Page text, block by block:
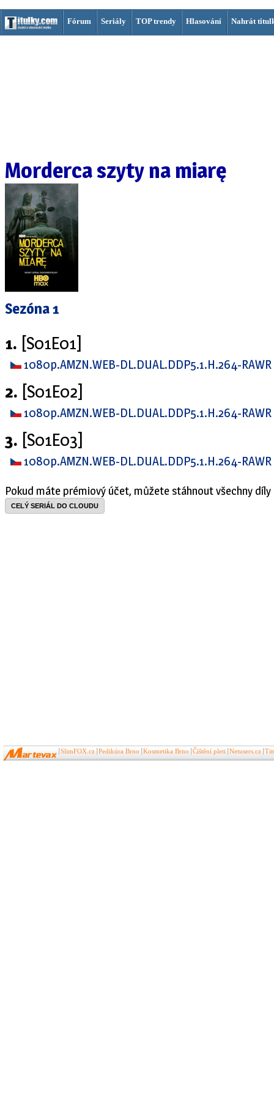
Fórum Seriály TOP trendy Hlasování Nahrát
Morderca szyty na miarę
Sezóna 1
1. [S01E01]
1080p.AMZN.WEB-DL.DUAL.DDP5.1.H.264-RAWR
2. [S01E02]
1080p.AMZN.WEB-DL.DUAL.DDP5.1.H.264-RAWR
3. [S01E03]
1080p.AMZN.WEB-DL.DUAL.DDP5.1.H.264-RAWR
Pokud máte prémiový účet, můžete stáhnout všechny díly
CELÝ SERIÁL DO CLOUDU
SlimFOX.cz Pedikúra Brno Kosmetika Brno Čištění pleti Netusers.cz